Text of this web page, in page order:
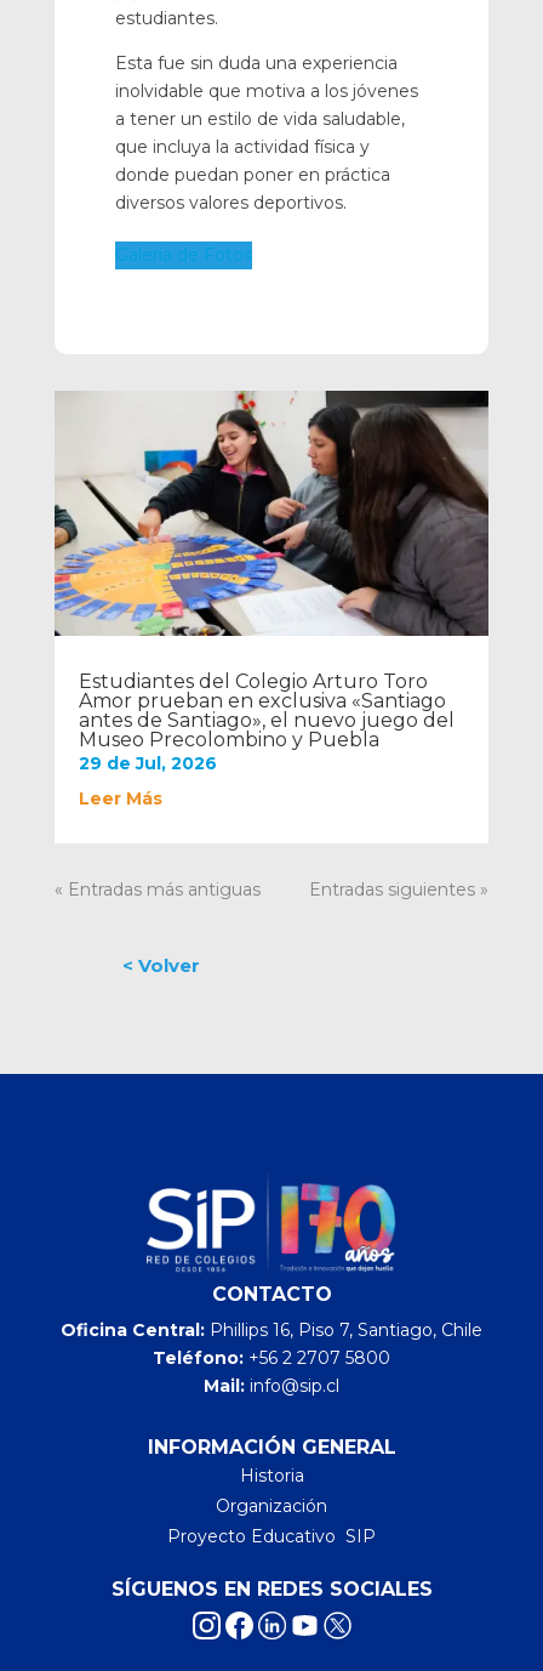
Estudiantes del Colegio Arturo Toro
Amor prueban en exclusiva «Santiago
antes de Santiago», el nuevo juego del
Museo Precolombino y Puebla
29 de Jul, 2026
Leer Más
« Entradas más antiguas Entradas siguientes »
estudiantes.
Esta fue sin duda una experiencia
inolvidable que motiva a los jóvenes
a tener un estilo de vida saludable,
que incluya la actividad física y
donde puedan poner en práctica
diversos valores deportivos.
Galería de Fotos
CONTACTO
Oficina Central: Phillips 16, Piso 7, Santiago, Chile
Teléfono: +56 2 2707 5800
Mail: info@sip.cl
INFORMACIÓN GENERAL
Historia
Organización
Proyecto Educativo SIP
SÍGUENOS EN REDES SOCIALES